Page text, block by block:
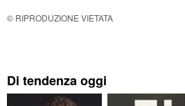
© RIPRODUZIONE VIETATA
Di tendenza oggi